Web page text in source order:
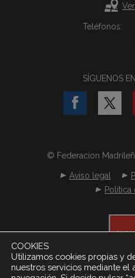
Teléfonos:
SÍGUENOS
© Federacion
Aviso legal
Política
COOKIES
Utilizamos cookies propias y
nuestros servicios mediante el